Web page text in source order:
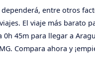
entre otros
El viaje más barato
0h 45m para llegar a
Compara ahora y